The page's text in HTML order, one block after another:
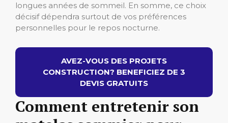
longues années de sommeil. En somme, ce choix
décisif dépendra surtout de vos préférences
personnelles pour le repos nocturne.
AVEZ-VOUS DES PROJETS
CONSTRUCTION? BENEFICIEZ DE 3
DEVIS GRATUITS
Comment entretenir son